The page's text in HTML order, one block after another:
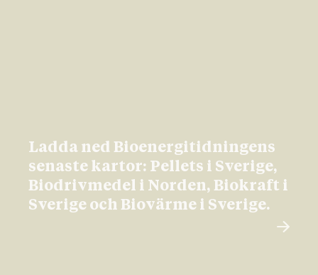
Ladda ned Bioenergitidningens
senaste kartor: Pellets i Sverige,
Biodrivmedel i Norden, Biokraft i
Sverige och Biovärme i Sverige.